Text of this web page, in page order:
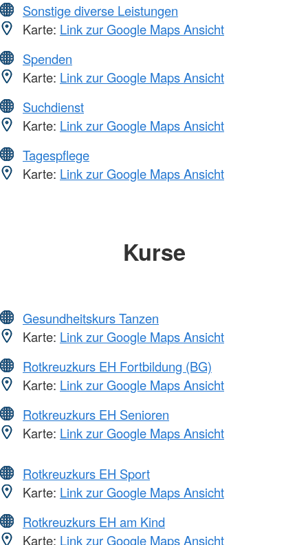
Sonstige diverse Leistungen
Karte: Link zur Google Maps Ansicht
Spenden
Karte: Link zur Google Maps Ansicht
Suchdienst
Karte: Link zur Google Maps Ansicht
Tagespflege
Karte: Link zur Google Maps Ansicht
Kurse
Gesundheitskurs Tanzen
Karte: Link zur Google Maps Ansicht
Rotkreuzkurs EH Fortbildung (BG)
Karte: Link zur Google Maps Ansicht
Rotkreuzkurs EH Senioren
Karte: Link zur Google Maps Ansicht
Rotkreuzkurs EH Sport
Karte: Link zur Google Maps Ansicht
Rotkreuzkurs EH am Kind
Karte: Link zur Google Maps Ansicht